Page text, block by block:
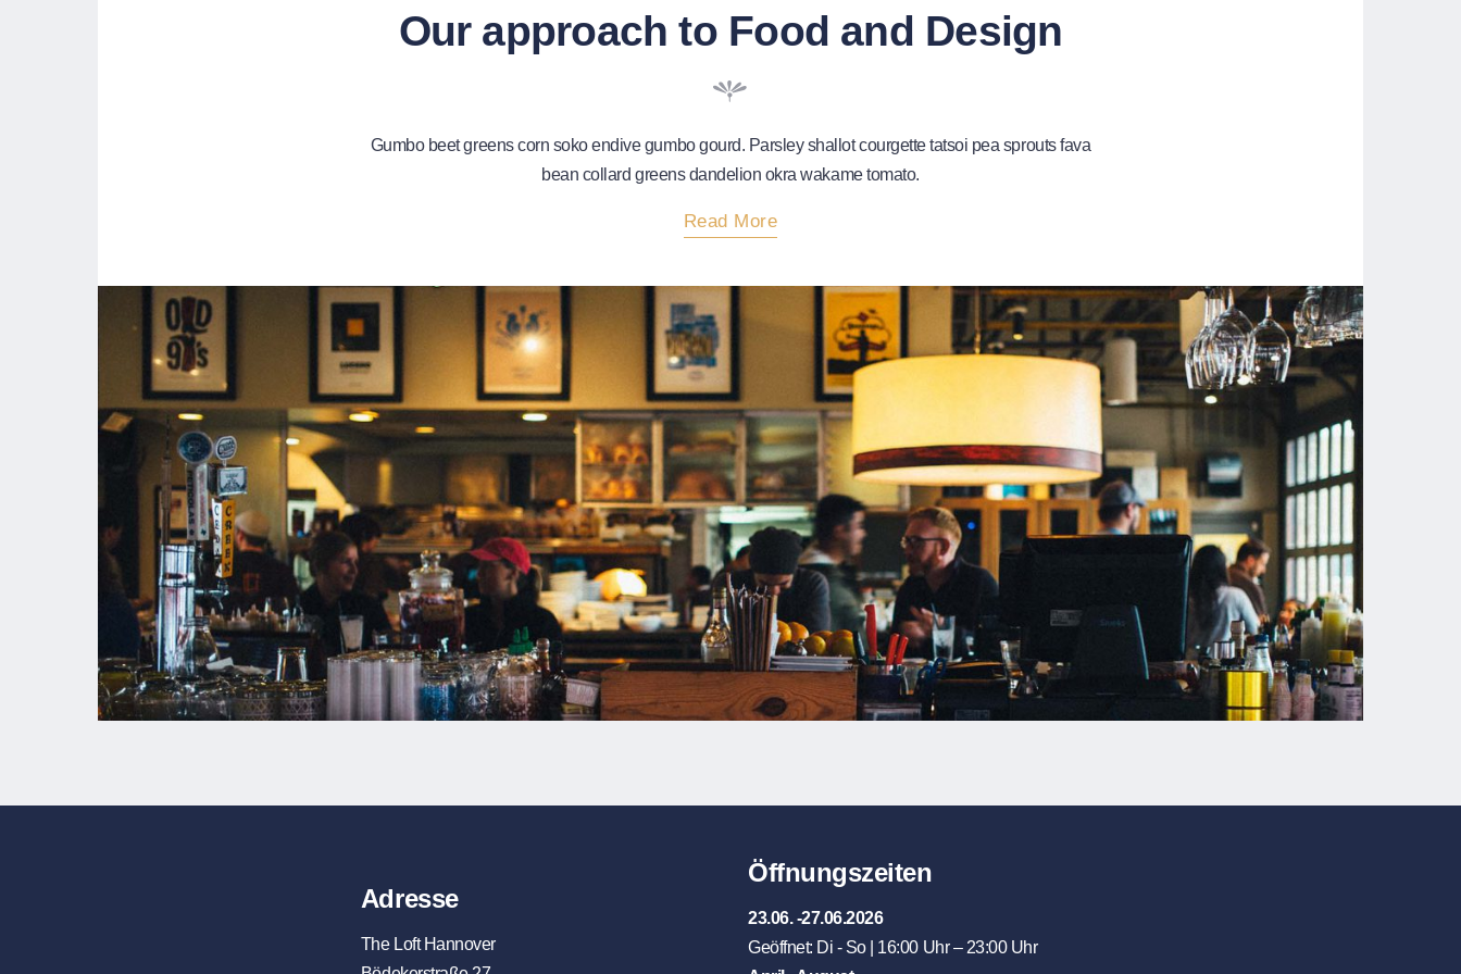
Our approach to Food and Design
Gumbo beet greens corn soko endive gumbo gourd. Parsley shallot courgette tatsoi pea sprouts fava
bean collard greens dandelion okra wakame tomato.
Read MoreAbout
"Our
To
Design"
Adresse
The Loft Hannover
Öffnungszeiten
23.06. -27.06.2026
Geöffnet: Di - So | 16:00 Uhr – 23:00 Uhr